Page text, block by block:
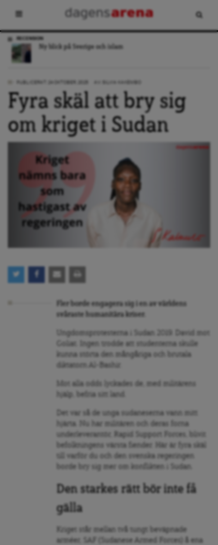
RECENSION
Ny blick på Sverige och islam
Fyra skäl att bry sig
om kriget i Sudan
Fler borde engagera sig i en av världens
svåraste humanitära kriser.
Ungdomsprotesterna i Sudan 2019. David mot
Goliat. Ingen trodde att studenterna skulle
kunna störta den mångåriga och brutala
diktatorn Al-Bashir.
Mot alla odds lyckades de, med militärens
hjälp, befria sitt land.
Det var så de unga sudaneserna vann mitt
hjärta. Nu har militären och deras forna
underleverantör, Rapid Support Forces, blivit
befolkningens värsta fiender. Här är fyra skäl
till varför du och den svenska regeringen
borde bry sig mer om konflikten i Sudan.
Den starkes rätt bör inte få
gälla
Kriget står mellan två tungt beväpnade
arméer, SAF (Sudanese Armed Forces) å ena